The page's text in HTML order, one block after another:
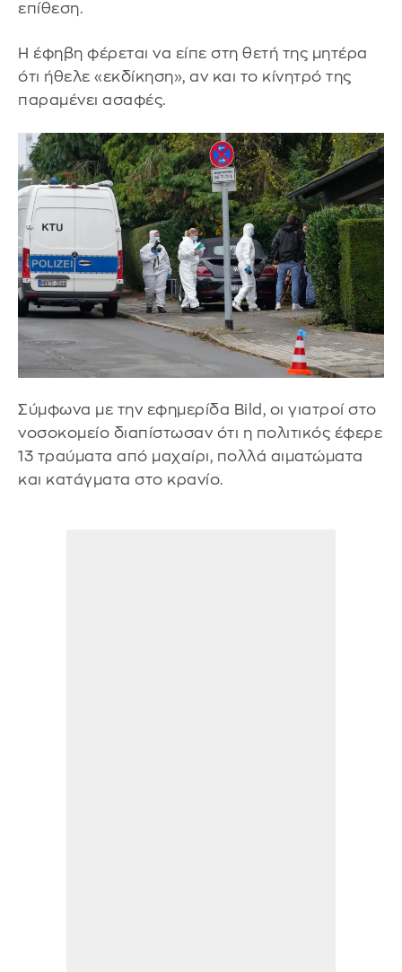
επίθεση.
Η έφηβη φέρεται να είπε στη θετή της μητέρα
ότι ήθελε «εκδίκηση», αν και το κίνητρό της
παραμένει ασαφές.
Σύμφωνα με την εφημερίδα Bild, οι γιατροί στο
νοσοκομείο διαπίστωσαν ότι η πολιτικός έφερε
13 τραύματα από μαχαίρι, πολλά αιματώματα
και κατάγματα στο κρανίο.